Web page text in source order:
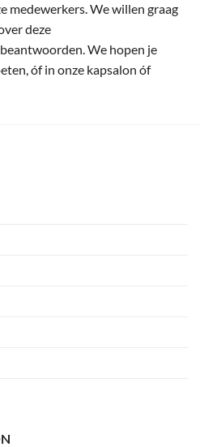
medewerkers. We willen graag
deze
We hopen je
óf in onze kapsalon óf